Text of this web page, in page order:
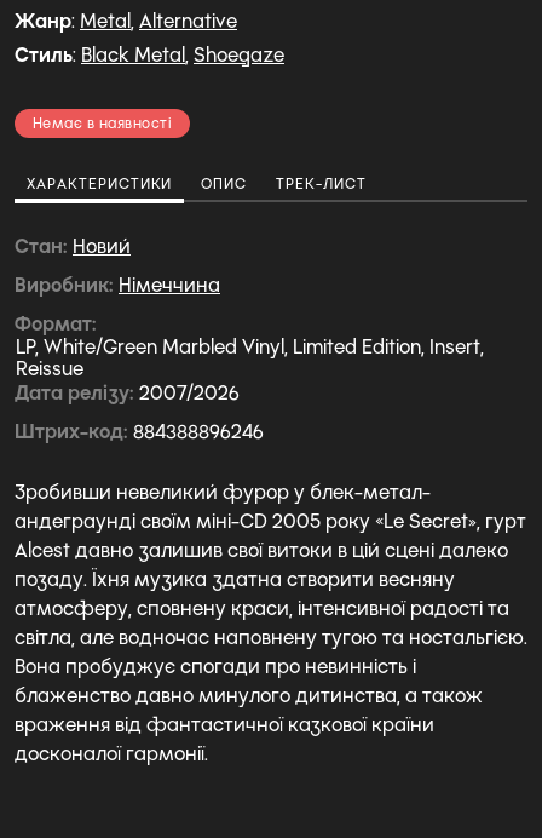
Жанр: Metal , Alternative
Стиль: Black Metal , Shoegaze
Немає в наявності
ХАРАКТЕРИСТИКИ ОПИС ТРЕК-ЛИСТ
Стан Новий
Виробник Німеччина
Формат
LP, White/Green Marbled Vinyl, Limited Edition, Insert,
Reissue
Дата релізу 2007/2026
Штрих-код 884388896246
Зробивши невеликий фурор у блек-метал-
андеграунді своїм міні-CD 2005 року «Le Secret», гурт
Alcest давно залишив свої витоки в цій сцені далеко
позаду. Їхня музика здатна створити весняну
атмосферу, сповнену краси, інтенсивної радості та
світла, але водночас наповнену тугою та ностальгією.
Вона пробуджує спогади про невинність і
блаженство давно минулого дитинства, а також
враження від фантастичної казкової країни
досконалої гармонії.